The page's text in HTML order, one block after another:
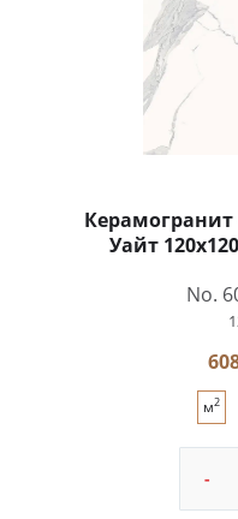
Керамогранит
Уайт
No.
м2
-